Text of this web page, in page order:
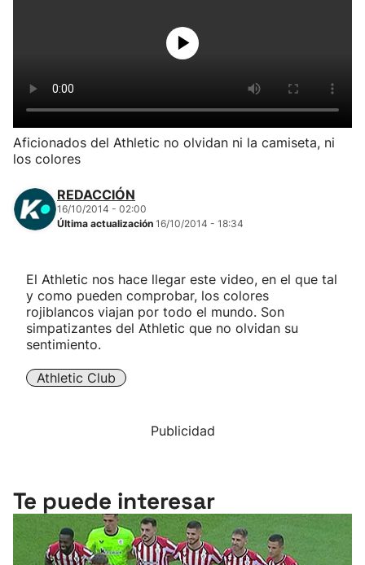
Kirolak 360
Atletismo
Más deportes
"Helmuga"
Aficionados del Athletic no olvidan ni la camiseta, ni
los colores
REDACCIÓN
16/10/2014 - 02:00
Última actualización 16/10/2014 - 18:34
El Athletic nos hace llegar este video, en el que tal
y como pueden comprobar, los colores
rojiblancos viajan por todo el mundo. Son
simpatizantes del Athletic que no olvidan su
sentimiento.
Athletic Club
Publicidad
Te puede interesar